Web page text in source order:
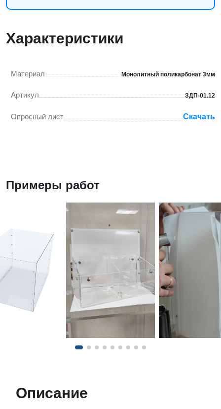
Характеристики
Материал Монолитный поликарбонат 3мм
Артикул ЗДП-01.12
Опросный лист Скачать
Примеры работ
Описание